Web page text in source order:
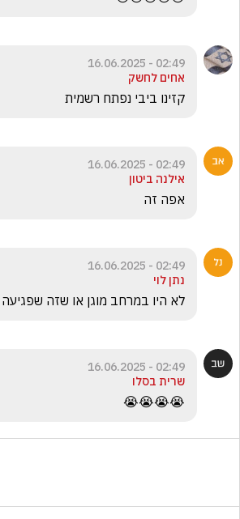
02:49 - 16.06.2025
אחים לחשק
קזינו ביבי נפתח רשמית
02:49 - 16.06.2025
אילנה ביטון
אפה זה
02:49 - 16.06.2025
נתן לוי
לא היו במרחב מוגן או שזה שפגיעה
02:49 - 16.06.2025
שרית בסלו
😭😭😭😭